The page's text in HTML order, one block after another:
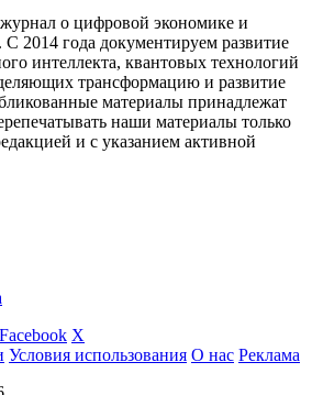
о цифровой экономике и
С 2014 года документируем развитие
интеллекта, квантовых технологий
трансформацию и развитие
материалы принадлежат
наши материалы только
и с указанием активной
Facebook X
Условия использования О нас Реклама